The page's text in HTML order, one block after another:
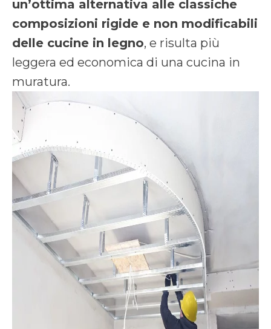
un’ottima alternativa alle classiche
composizioni rigide e non modificabili
delle cucine in legno, e risulta più
leggera ed economica di una cucina in
muratura.